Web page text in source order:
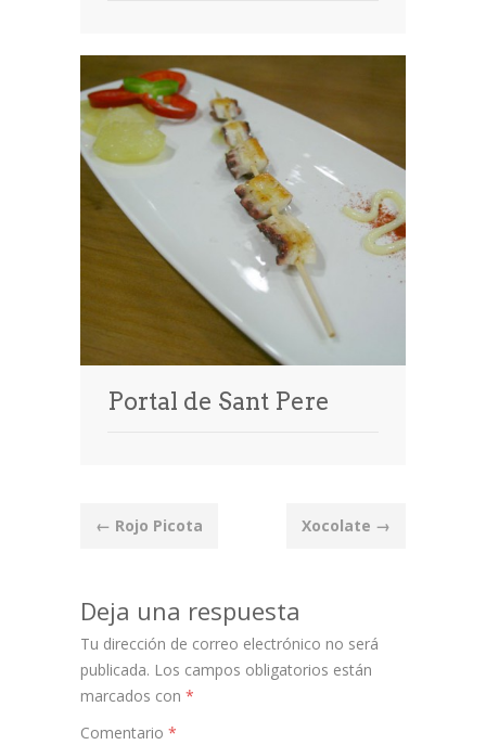
Portal de Sant Pere
Post
← Rojo Picota Xocolate →
Deja una respuesta
Tu dirección de correo electrónico no será
publicada. Los campos obligatorios están
marcados con *
Comentario *